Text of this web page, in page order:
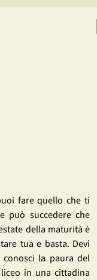
fare quello che ti
può succedere che
della maturità è
tua e basta. Devi
la paura del
in una cittadina